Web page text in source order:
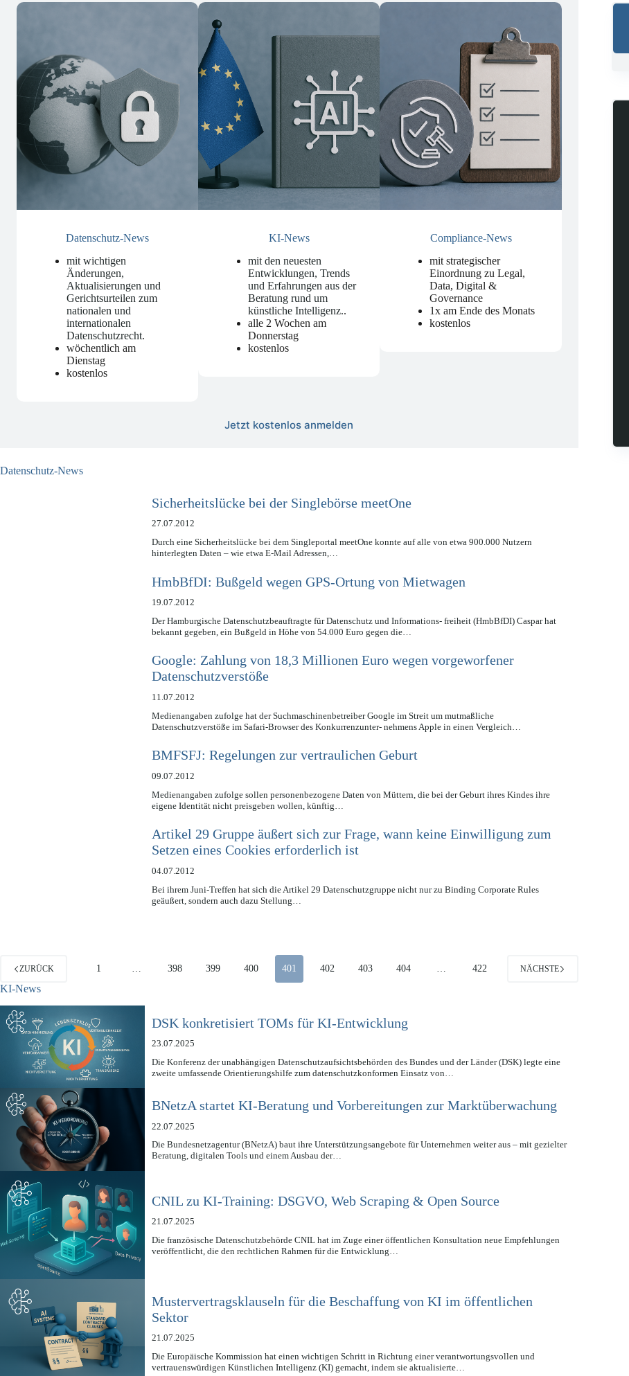
Datenschutz-News
mit wichtigen
Änderungen,
Aktualisierungen und
Gerichtsurteilen zum
nationalen und
internationalen
Datenschutzrecht.
wöchentlich am
Dienstag
kostenlos
KI-News
mit den neuesten
Entwicklungen, Trends
und Erfahrungen aus der
Beratung rund um
künstliche Intelligenz..
alle 2 Wochen am
Donnerstag
kostenlos
Compliance-News
mit strategischer
Einordnung zu Legal,
Data, Digital &
Governance
1x am Ende des Monats
kostenlos
Jetzt kostenlos anmelden
Datenschutz-News
Sicherheitslücke bei der Singlebörse meetOne
27.07.2012
Durch eine Sicherheitslücke bei dem Singleportal meetOne konnte auf alle von etwa 900.000 Nutzern
hinterlegten Daten – wie etwa E-Mail Adressen,…
HmbBfDI: Bußgeld wegen GPS-Ortung von Mietwagen
19.07.2012
Der Hamburgische Datenschutzbeauftragte für Datenschutz und Informations- freiheit (HmbBfDI) Caspar hat
bekannt gegeben, ein Bußgeld in Höhe von 54.000 Euro gegen die…
Google: Zahlung von 18,3 Millionen Euro wegen vorgeworfener
Datenschutzverstöße
11.07.2012
Medienangaben zufolge hat der Suchmaschinenbetreiber Google im Streit um mutmaßliche
Datenschutzverstöße im Safari-Browser des Konkurrenzunter- nehmens Apple in einen Vergleich…
BMFSFJ: Regelungen zur vertraulichen Geburt
09.07.2012
Medienangaben zufolge sollen personenbezogene Daten von Müttern, die bei der Geburt ihres Kindes ihre
eigene Identität nicht preisgeben wollen, künftig…
Artikel 29 Gruppe äußert sich zur Frage, wann keine Einwilligung zum
Setzen eines Cookies erforderlich ist
04.07.2012
Bei ihrem Juni-Treffen hat sich die Artikel 29 Datenschutzgruppe nicht nur zu Binding Corporate Rules
geäußert, sondern auch dazu Stellung…
ZURÜCK 1 … 398 399 400 401 402 403 404 … 422 NÄCHSTE
KI-News
DSK konkretisiert TOMs für KI-Entwicklung
23.07.2025
Die Konferenz der unabhängigen Datenschutzaufsichtsbehörden des Bundes und der Länder (DSK) legte eine
zweite umfassende Orientierungshilfe zum datenschutzkonformen Einsatz von…
BNetzA startet KI-Beratung und Vorbereitungen zur Marktüberwachung
22.07.2025
Die Bundesnetzagentur (BNetzA) baut ihre Unterstützungsangebote für Unternehmen weiter aus – mit gezielter
Beratung, digitalen Tools und einem Ausbau der…
CNIL zu KI-Training: DSGVO, Web Scraping & Open Source
21.07.2025
Die französische Datenschutzbehörde CNIL hat im Zuge einer öffentlichen Konsultation neue Empfehlungen
veröffentlicht, die den rechtlichen Rahmen für die Entwicklung…
Mustervertragsklauseln für die Beschaffung von KI im öffentlichen
Sektor
21.07.2025
Die Europäische Kommission hat einen wichtigen Schritt in Richtung einer verantwortungsvollen und
vertrauenswürdigen Künstlichen Intelligenz (KI) gemacht, indem sie aktualisierte…